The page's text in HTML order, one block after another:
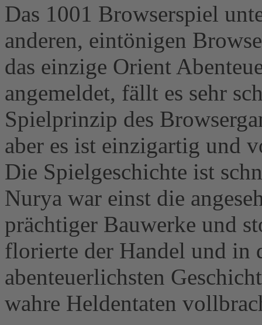
Das 1001 Browserspiel
anderen, eintönigen
das einzige Orient
angemeldet, fällt es sehr
Spielprinzip des
aber es ist einzigartig und
Die Spielgeschichte ist
Nurya war einst die
prächtiger Bauwerke und
florierte der Handel und in
abenteuerlichsten
wahre Heldentaten